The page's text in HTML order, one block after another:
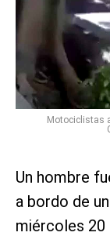
Motociclistas
Un hombre
a bordo de
miércoles 20